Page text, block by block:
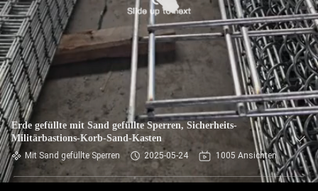
BITTE UM
EIN
ANGEBOT
SITEMAP
DATENSCHUTZRICHTLINIE
Erde gefüllte mit Sand gefüllte Sperren, Sicherheits-
Militärbastions-Korb-Sand-Kasten
Mit Sand gefüllte Sperren 2025-05-24 1005 Ansichten